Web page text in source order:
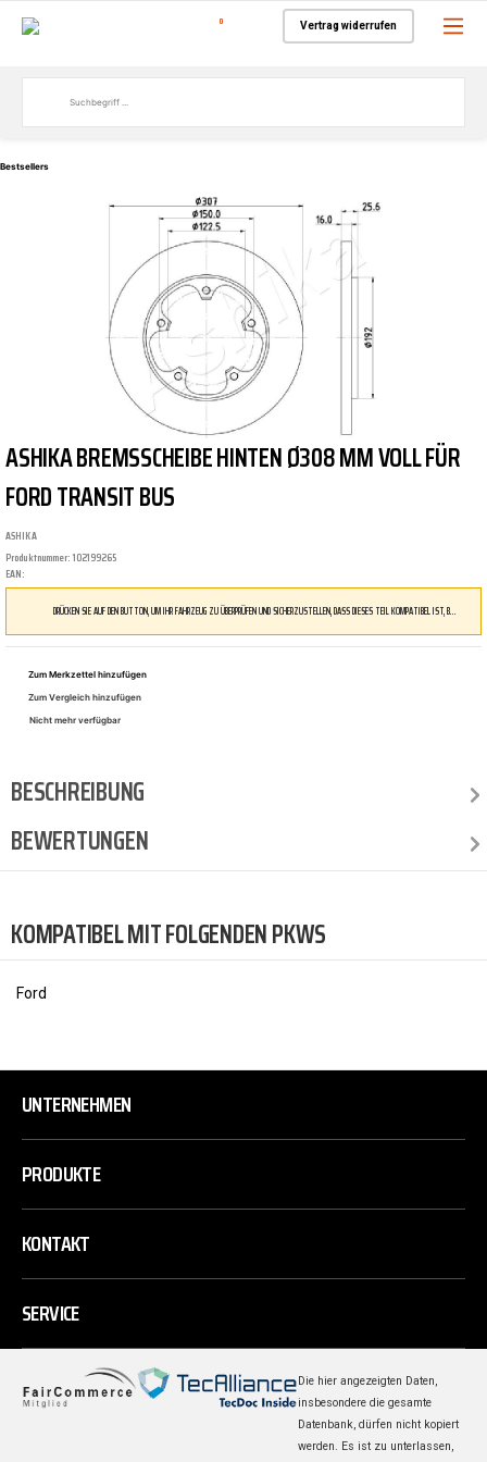
0 Vertrag widerrufen
Bestsellers
ASHIKA BREMSSCHEIBE HINTEN Ø308 MM VOLL FÜR
FORD TRANSIT BUS
ASHIKA
Produktnummer: 102199265
EAN:
DRÜCKEN SIE AUF DEN BUTTON, UM IHR FAHRZEUG ZU ÜBERPRÜFEN UND SICHERZUSTELLEN, DASS DIESES TEIL KOMPATIBEL IST, BEVOR SIE ES BESTELLEN
Zum Merkzettel hinzufügen
Zum Vergleich hinzufügen
Nicht mehr verfügbar
BESCHREIBUNG
BEWERTUNGEN
KOMPATIBEL MIT FOLGENDEN PKWS
Ford
UNTERNEHMEN
PRODUKTE
KONTAKT
SERVICE
Die hier angezeigten Daten,
insbesondere die gesamte
Datenbank, dürfen nicht kopiert
werden. Es ist zu unterlassen,